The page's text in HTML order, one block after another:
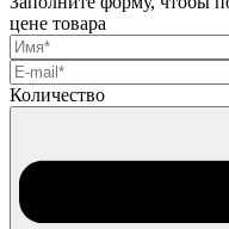
цене товара
Количество